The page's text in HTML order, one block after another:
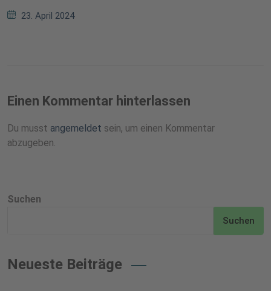
23. April 2024
Einen Kommentar hinterlassen
Du musst angemeldet sein, um einen Kommentar
abzugeben.
Suchen
Suchen
Neueste Beiträge